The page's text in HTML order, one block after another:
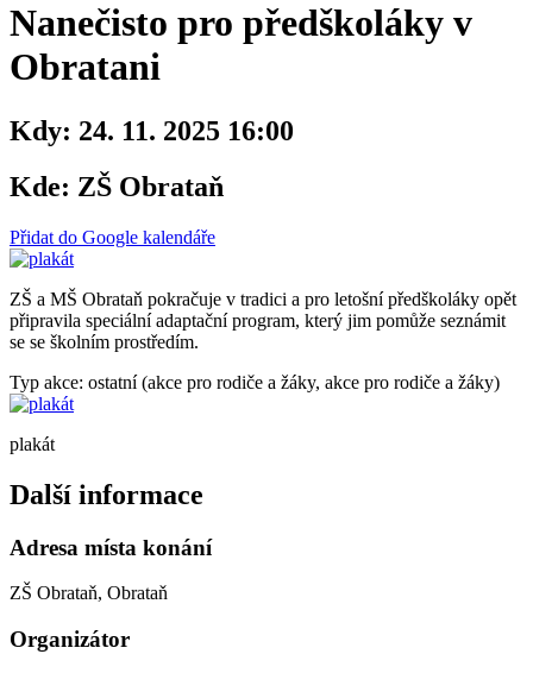
Nanečisto pro předškoláky v
Obratani
Kdy: 24. 11. 2025 16:00
Kde: ZŠ Obrataň
Přidat do Google kalendáře
ZŠ a MŠ Obrataň pokračuje v tradici a pro letošní předškoláky opět
připravila speciální adaptační program, který jim pomůže seznámit
se se školním prostředím.
Typ akce: ostatní (akce pro rodiče a žáky, akce pro rodiče a žáky)
plakát
Další informace
Adresa místa konání
ZŠ Obrataň, Obrataň
Organizátor